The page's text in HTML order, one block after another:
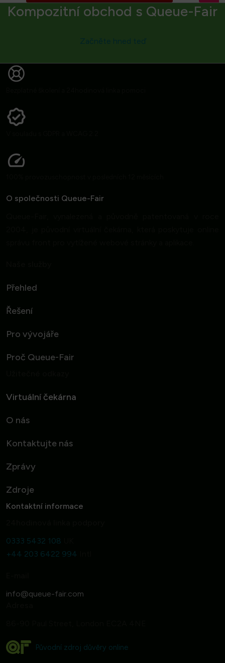
Kompozitní obchod s Queue-Fair
O společnosti Queue-Fair
Přehled
Řešení
Pro vývojáře
Proč Queue-Fair
Virtuální čekárna
O nás
Kontaktujte nás
Zprávy
Zdroje
Kontaktní informace
0333 5432 108
+44 203 6422 994
Původní zdroj důvěry online